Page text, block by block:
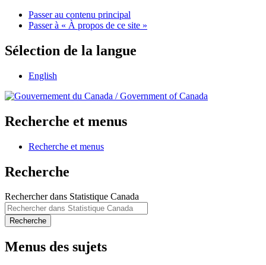
Passer au contenu principal
Passer à « À propos de ce site »
Sélection de la langue
English
/Government of Canada
Recherche et menus
Recherche et menus
Recherche
Rechercher dans Statistique Canada
Recherche
Menus des sujets